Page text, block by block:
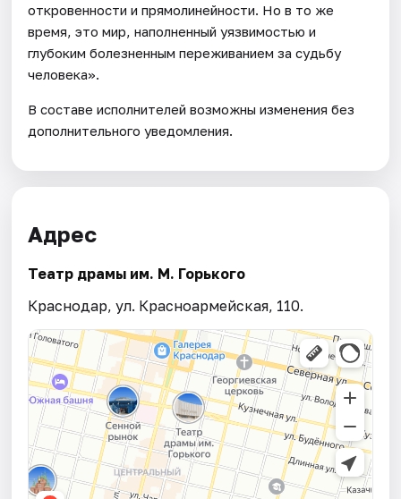
откровенности и прямолинейности. Но в то же
время, это мир, наполненный уязвимостью и
глубоким болезненным переживанием за судьбу
человека».
В составе исполнителей возможны изменения без
дополнительного уведомления.
Адрес
Театр драмы им. М. Горького
Краснодар, ул. Красноармейская, 110.